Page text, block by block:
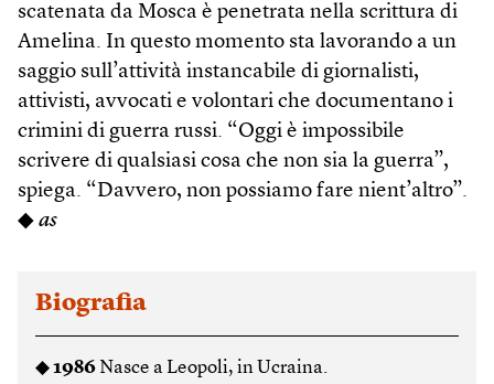
scatenata da Mosca è penetrata nella scrittura di
Amelina. In questo momento sta lavorando a un
saggio sull’attività instancabile di giornalisti,
attivisti, avvocati e volontari che documentano i
crimini di guerra russi. “Oggi è impossibile
scrivere di qualsiasi cosa che non sia la guerra”,
spiega. “Davvero, non possiamo fare nient’altro”.
◆ as
Biografia
◆1986 Nasce a Leopoli, in Ucraina.